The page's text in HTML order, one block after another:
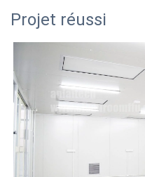
Projet réussi